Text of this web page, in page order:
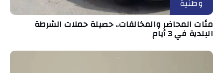
وطنية
مئات المحاضر والمخالفات.. حصيلة حملات الشرطة
البلدية في 3 أيام